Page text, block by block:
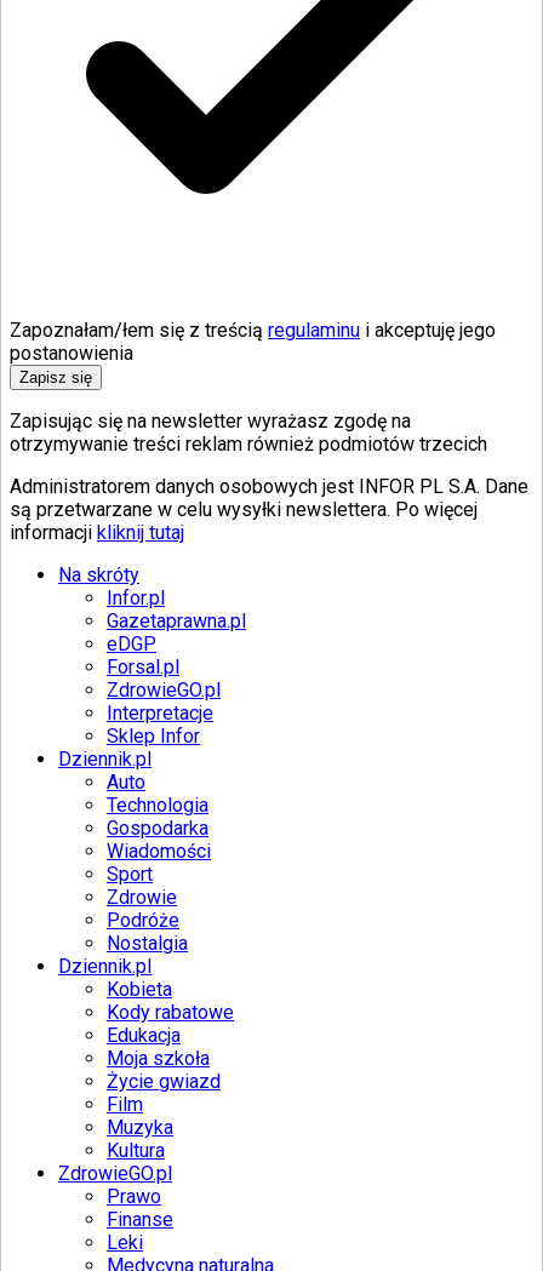
Zapoznałam/łem się z treścią regulaminu i akceptuję jego
postanowienia
Zapisz się
Zapisując się na newsletter wyrażasz zgodę na
otrzymywanie treści reklam również podmiotów trzecich
Administratorem danych osobowych jest INFOR PL S.A. Dane
są przetwarzane w celu wysyłki newslettera. Po więcej
informacji kliknij tutaj
Na skróty
Infor.pl
Gazetaprawna.pl
eDGP
Forsal.pl
ZdrowieGO.pl
Interpretacje
Sklep Infor
Dziennik.pl
Auto
Technologia
Gospodarka
Wiadomości
Sport
Zdrowie
Podróże
Nostalgia
Dziennik.pl
Kobieta
Kody rabatowe
Edukacja
Moja szkoła
Życie gwiazd
Film
Muzyka
Kultura
ZdrowieGO.pl
Prawo
Finanse
Leki
Medycyna naturalna